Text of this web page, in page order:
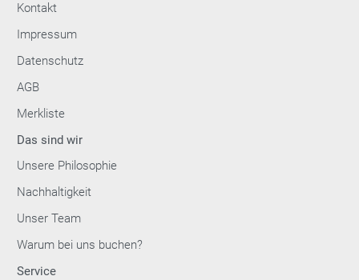
Kontakt
Impressum
Datenschutz
AGB
Merkliste
Das sind wir
Unsere Philosophie
Nachhaltigkeit
Unser Team
Warum bei uns buchen?
Service